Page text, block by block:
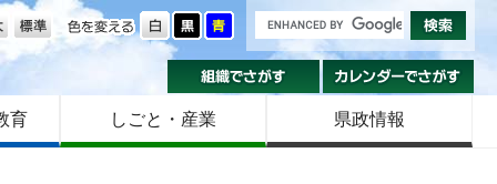
色を変える
大きさ
組織でさがす
育 しごと・産業 県政情報